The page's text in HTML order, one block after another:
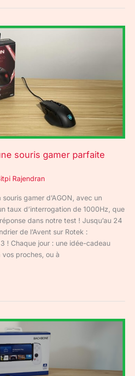
souris gamer parfaite
Rajendran
gamer d’AGON, avec un
taux d’interrogation de 1000Hz, que
dans notre test ! Jusqu’au 24
de l’Avent sur Rotek :
! Chaque jour : une idée-cadeau
proches, ou à